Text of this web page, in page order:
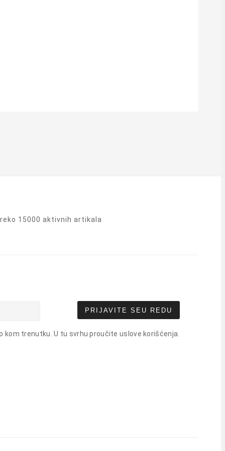
15000 aktivnih artikala
PRIJAVITE SE U REDU
kom trenutku. U tu svrhu proučite uslove korišćenja.